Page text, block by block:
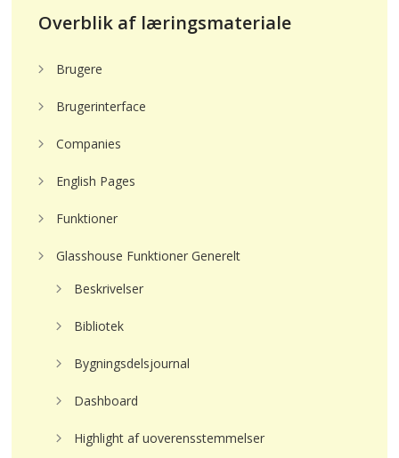
Overblik af læringsmateriale
Brugere
Brugerinterface
Companies
English Pages
Funktioner
Glasshouse Funktioner Generelt
Beskrivelser
Bibliotek
Bygningsdelsjournal
Dashboard
Highlight af uoverensstemmelser